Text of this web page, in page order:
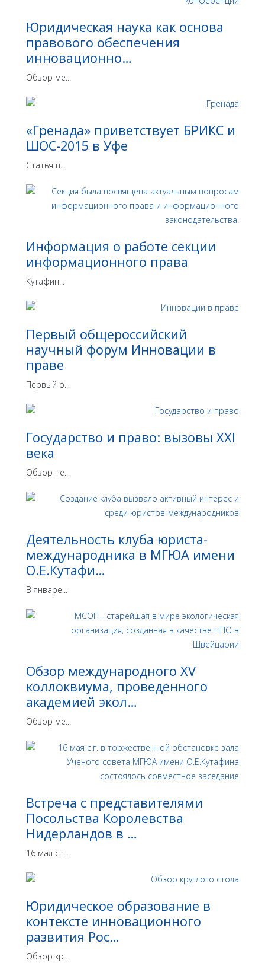
Юридическая наука как основа
правового обеспечения
инновационно…
Обзор ме...
«Гренада» приветствует БРИКС и
ШОС-2015 в Уфе
Статья п...
Информация о работе секции
информационного права
Кутафин...
Первый общероссийский
научный форум Инновации в
праве
Первый о...
Государство и право: вызовы XXI
века
Обзор пе...
Деятельность клуба юриста-
международника в МГЮА имени
О.Е.Кутафи…
В январе...
Обзор международного XV
коллоквиума, проведенного
академией экол…
Обзор ме...
Встреча с представителями
Посольства Королевства
Нидерландов в …
16 мая с.г...
Юридическое образование в
контексте инновационного
развития Рос…
Обзор кр...